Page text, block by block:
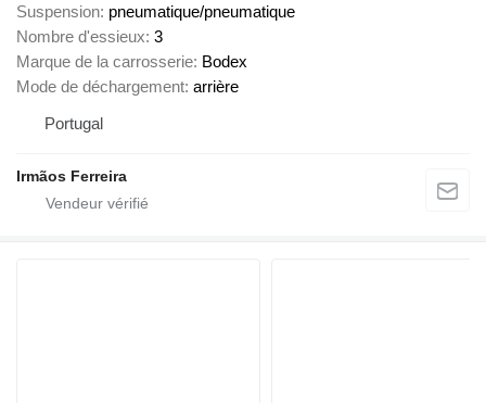
Suspension pneumatique/pneumatique
Nombre d'essieux 3
Marque de la carrosserie Bodex
Mode de déchargement arrière
Portugal
Irmãos Ferreira